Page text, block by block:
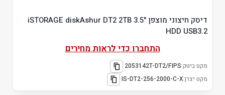
דיסק חיצוני מוצפן "3.5 iSTORAGE diskAshur DT2 2TB
HDD USB3.2
התחברו כדי לראות מחירים
מקט ביטק:2053142T-DT2/FIPS
מקט יצרן:IS-DT2-256-2000-C-X